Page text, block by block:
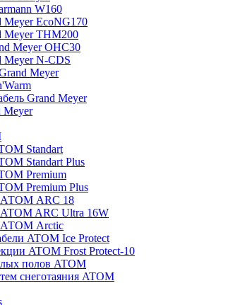
W160
EcoNG170
Meyer THM200
Meyer OHC30
N-CDS
Meyer
Grand Meyer
Meyer
Standart
Standart Plus
Premium
Premium Plus
АТОМ ARC 18
ARC Ultra 16W
АТОМ Arctic
ATOM Ice Protect
ATOM Frost Protect-10
полов ATOM
снеготаяния ATOM